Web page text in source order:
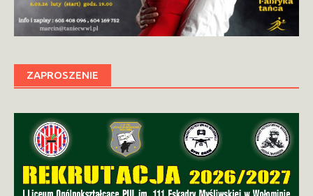
ZAPROSZENIE